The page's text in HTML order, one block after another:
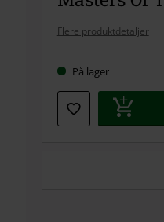
Flere produktdetaljer
På lager